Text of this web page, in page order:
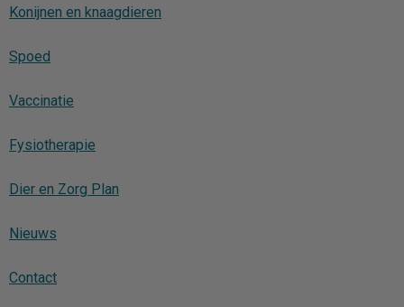
Konijnen en knaagdieren
Spoed
Vaccinatie
Fysiotherapie
Dier en Zorg Plan
Nieuws
Contact